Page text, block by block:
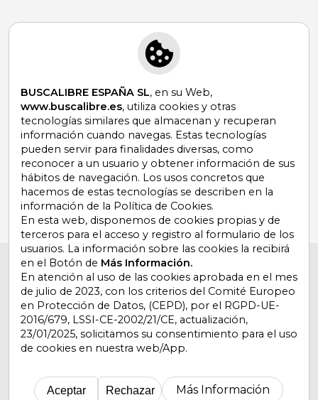
Suscríbete para recibir ofertas y
promociones
¿Necesitas ayuda?
Ir a Centro de Soporte
Buscalibre España. Calle Energía, 65, Nave 3 (08940),
Cornellà de Llobregat, Barcelona. Derechos Reservados.
Buscalibre Argentina|Buscalibre Chile
Buscalibre Uruguay|Buscalibre México|Buscalibre
Perú|Buscalibre Estados Unidos|Buscalibre Otros
BUSCALIBRE ESPAÑA SL, en su Web,
www.buscalibre.es, utiliza cookies y otras
tecnologías similares que almacenan y recuperan
información cuando navegas. Estas tecnologías
pueden servir para finalidades diversas, como
reconocer a un usuario y obtener información de sus
hábitos de navegación. Los usos concretos que
hacemos de estas tecnologías se describen en la
información de la Política de Cookies.
En esta web, disponemos de cookies propias y de
terceros para el acceso y registro al formulario de los
usuarios. La información sobre las cookies la recibirá
en el Botón de Más Información.
En atención al uso de las cookies aprobada en el mes
de julio de 2023, con los criterios del Comité Europeo
en Protección de Datos, (CEPD), por el RGPD-UE-
2016/679, LSSI-CE-2002/21/CE, actualización,
23/01/2025, solicitamos su consentimiento para el uso
de cookies en nuestra web/App.
Aceptar Rechazar Más Información